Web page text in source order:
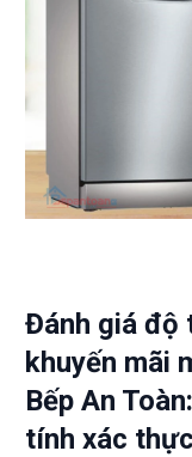
Đánh giá độ
khuyến mãi
Bếp An
tính xác thực